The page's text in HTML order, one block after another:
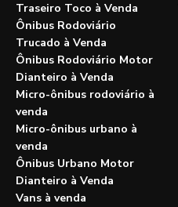
Traseiro Toco à Venda
Ônibus Rodoviário
Trucado à Venda
Ônibus Rodoviário Motor
Dianteiro à Venda
Micro-ônibus rodoviário à
venda
Micro-ônibus urbano à
venda
Ônibus Urbano Motor
Dianteiro à Venda
Vans à venda